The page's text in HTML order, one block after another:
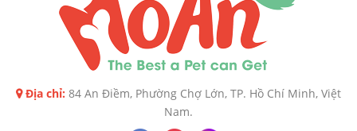
Địa chỉ: 84 An Điềm, Phường Chợ Lớn, TP. Hồ Chí Minh, Việt
Nam.